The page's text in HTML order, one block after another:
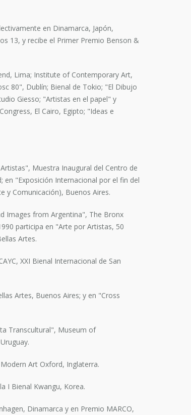
en Dinamarca, Japón,
13, y recibe el Primer Premio Benson &
Lima; Institute of Contemporary Art,
80", Dublín; Bienal de Tokio; "El Dibujo
Giesso; "Artistas en el papel" y
El Cairo, Egipto; "Ideas e
Muestra Inaugural del Centro de
en "Exposición Internacional por el fin del
y Comunicación), Buenos Aires.
Images from Argentina", The Bronx
participa en "Arte por Artistas, 50
Artes.
XXI Bienal Internacional de San
Artes, Buenos Aires; y en "Cross
Transcultural", Museum of
Art Oxford, Inglaterra.
I Bienal Kwangu, Korea.
Dinamarca y en Premio MARCO,